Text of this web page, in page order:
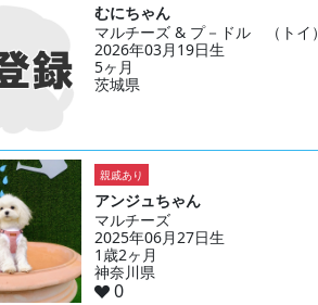
むにちゃん
マルチーズ & プ－ドル （トイ）
2026年03月19日生
5ヶ月
茨城県
親戚あり
アンジュちゃん
マルチーズ
2025年06月27日生
1歳2ヶ月
神奈川県
0